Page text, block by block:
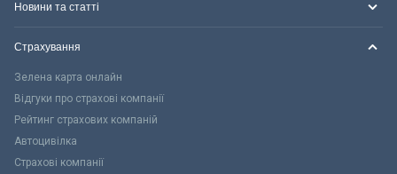
Новини та статті
Страхування
Зелена карта онлайн
Відгуки про страхові компанії
Рейтинг страхових компаній
Автоцивілка
Страхові компанії